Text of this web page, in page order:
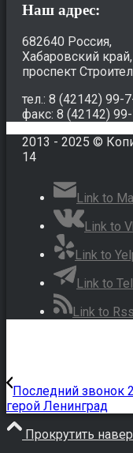
Наш адрес:
682640 Россия,
Хабаровский
проспект
тел.: 8 (42142) 99-
факс: 8 (42142)
2013 - 2025 ©
14
Link to
Link to
Link to
Link to
Link to Rss
Последний звонок
герой Ленинград
Прокрутить